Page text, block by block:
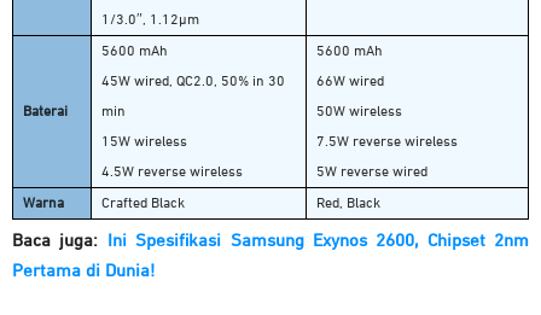
1/3.0″, 1.12µm
Baterai
5600 mAh
45W wired, QC2.0, 50% in 30
min
15W wireless
4.5W reverse wireless
5600 mAh
66W wired
50W wireless
7.5W reverse wireless
5W reverse wired
Warna Crafted Black Red, Black
Baca juga:
Ini Spesifikasi Samsung Exynos 2600, Chipset 2nm
Pertama di Dunia!